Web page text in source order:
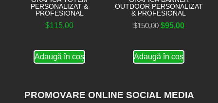
PERSONALIZAT &
PROFESIONAL
$115,00
Adaugă în coș
OUTDOOR PERSONALIZAT
& PROFESIONAL
$150,00 $95,00
Adaugă în coș
PROMOVARE ONLINE SOCIAL MEDIA